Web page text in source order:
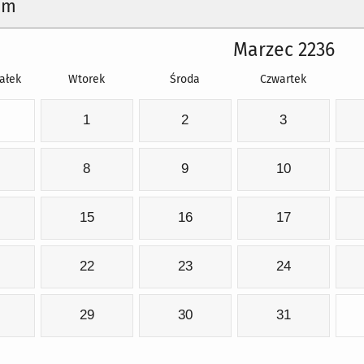
Marzec 2236
Wtorek Środa Czwartek
1 2 3
8 9 10
15 16 17
22 23 24
29 30 31